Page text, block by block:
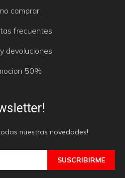
comprar
frecuentes
devoluciones
50%
nuestras novedades!
SUSCRIBIRME